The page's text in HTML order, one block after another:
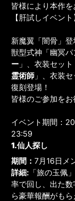
皆様により本作を
【肝試しイベン
新魔翼「闇骨」登
獣型式神「幽冥
ー 」、衣装セット
霊術師 」、衣装
復刻登場！
皆様のご参加をお
イベント期間：
23:59
1.仙人探し
期間：7月16日メ
詳細: 「旅の玉佩
率で回し、出た
ら豪華報酬がもら